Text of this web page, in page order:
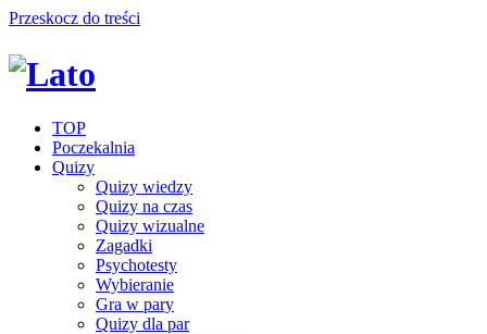
Przeskocz do treści
TOP
Poczekalnia
Quizy
Quizy wiedzy
Quizy na czas
Quizy wizualne
Zagadki
Psychotesty
Wybieranie
Gra w pary
Quizy dla par